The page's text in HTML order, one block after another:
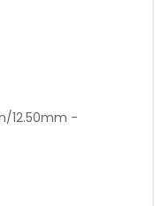
12.50mm -